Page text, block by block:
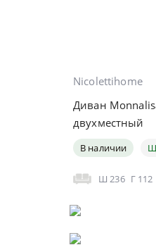
Nicolettihome
Диван
двухместный
В наличии
Ш 236 Г 112